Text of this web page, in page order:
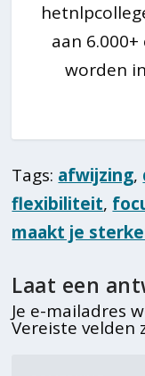
aan
worden
Tags: afwijzing,
flexibiliteit,
maakt je
Laat een
Je e-mailadres
Vereiste velden